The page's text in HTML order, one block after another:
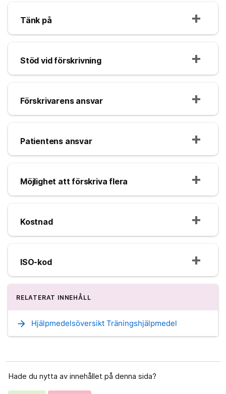
Tänk på
Stöd vid förskrivning
Förskrivarens ansvar
Patientens ansvar
Möjlighet att förskriva flera
Kostnad
ISO-kod
RELATERAT INNEHÅLL
arrow_forward Hjälpmedelsöversikt Träningshjälpmedel
Hade du nytta av innehållet på denna sida?